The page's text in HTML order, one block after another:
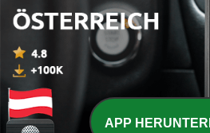
10 - ALLE 9 IN CONTEST (mit Juci
9 - COSMÓ (ungekürzt)
09 Mai 2026
8 - Lucas Fendrich (ungekürzt)
APP